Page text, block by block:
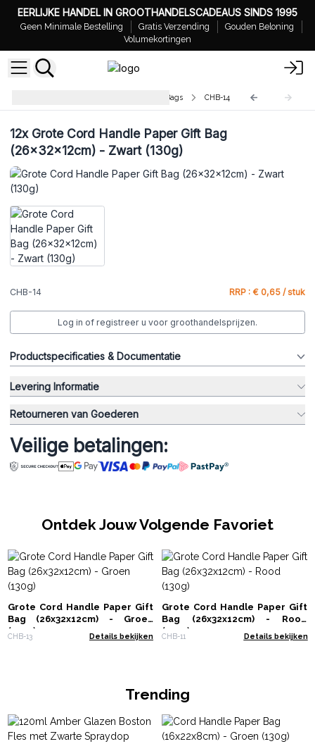
EERLIJKE HANDEL IN GROOTHANDELSCADEAUS SINDS 1995
Geen Minimale Bestelling Gratis Verzending
Gouden Beloning
Volumekortingen
Groothandel Cord Handle Paper Bags CHB-14
12xGrote Cord Handle Paper Gift Bag
(26x32x12cm) - Zwart (130g)
CHB-14 RRP : € 0,65 / stuk
Log in of registreer u voor groothandelsprijzen.
Productspecificaties & Documentatie
Levering Informatie
Retourneren van Goederen
Veilige betalingen:
Ontdek Jouw Volgende Favoriet
Grote Cord Handle Paper Gift
Bag (26x32x12cm) - Groen
(130g)
CHB-13 Details bekijken
Grote Cord Handle Paper Gift
Bag (26x32x12cm) - Rood
(130g)
CHB-11 Details bekijken
Trending